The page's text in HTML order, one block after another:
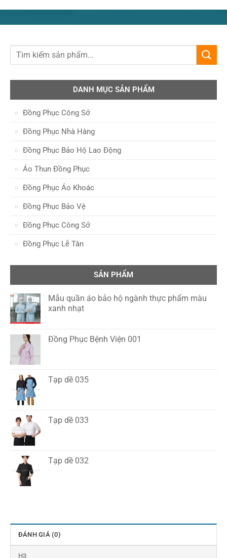
DANH MỤC SẢN PHẨM
Đồng Phục Công Sở
Đồng Phục Nhà Hàng
Đồng Phục Bảo Hộ Lao Động
Áo Thun Đồng Phục
Đồng Phục Áo Khoác
Đồng Phục Bảo Vệ
Đồng Phục Công Sở
Đồng Phục Lễ Tân
SẢN PHẨM
Mẫu quần áo bảo hộ ngành thực phẩm màu
xanh nhạt
Đồng Phục Bệnh Viện 001
Tạp dề 035
Tạp dề 033
Tạp dề 032
ĐÁNH GIÁ (0)
H3